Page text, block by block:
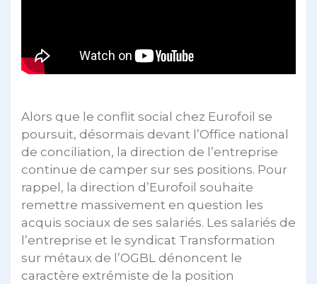
Alors que le conflit social chez Eurofoil se
poursuit, désormais devant l’Office national
de conciliation, la direction de l’entreprise
continue de camper sur ses positions. Pour
rappel, la direction d’Eurofoil souhaite
remettre massivement en question les
acquis sociaux de ses salariés. Les salariés de
l’entreprise et le syndicat Transformation
sur métaux de l’OGBL dénoncent le
caractère extrémiste de la position